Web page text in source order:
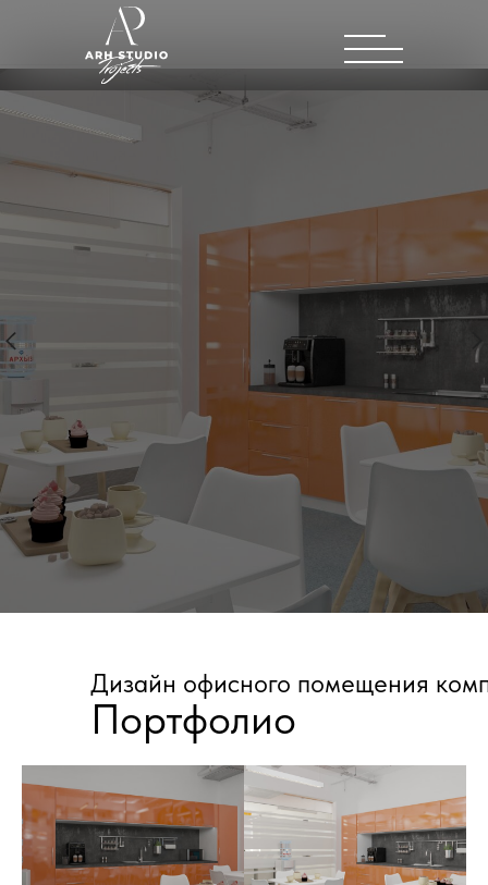
БОЛЬШЕ ПРОЕКТОВ
Дизайн офисного помещения
Портфолио